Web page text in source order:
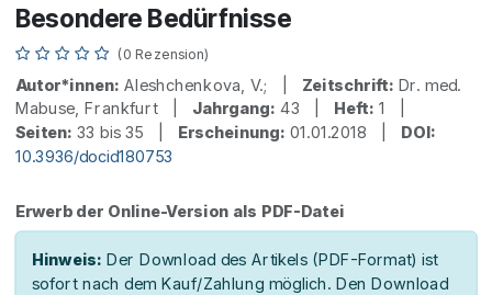
Besondere Bedürfnisse
(0 Rezension)
Autor*innen: Aleshchenkova, V.; | Zeitschrift: Dr. med.
Mabuse, Frankfurt | Jahrgang: 43 | Heft: 1 |
Seiten: 33 bis 35 | Erscheinung: 01.01.2018 | DOI:
10.3936/docid180753
Erwerb der Online-Version als PDF-Datei
Hinweis: Der Download des Artikels (PDF-Format) ist
sofort nach dem Kauf/Zahlung möglich. Den Download